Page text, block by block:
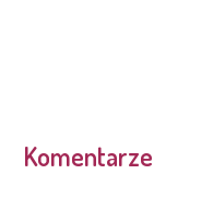
Komentarze